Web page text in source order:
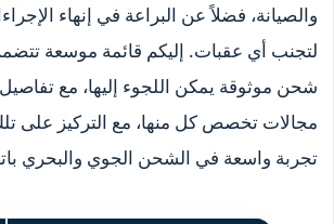
والصيانة، فضلاً عن البراعة في إنهاء
شحن موثوقة يمكن اللجوء إليها، مع
مجالات تخصص كل منها، مع التركيز على
تجربة واسعة في الشحن الجوي والبحري